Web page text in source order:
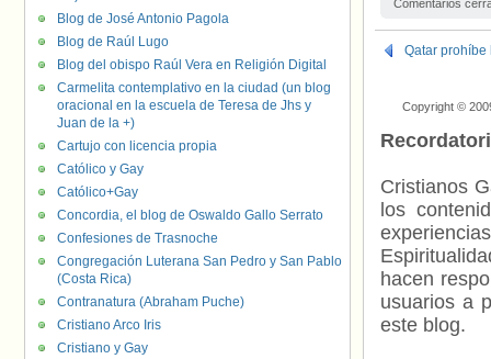
Comentarios
Qatar prohíbe
Copyright ©
Cristianos
los
hacen
usuarios a
este blog.
Blog de José Antonio Pagola
Blog de Raúl Lugo
Blog del obispo Raúl Vera en Religión Digital
Carmelita contemplativo en la ciudad (un blog
oracional en la escuela de Teresa de Jhs y
Juan de la +)
Cartujo con licencia propia
Católico y Gay
Católico+Gay
Concordia, el blog de Oswaldo Gallo Serrato
Confesiones de Trasnoche
Congregación Luterana San Pedro y San Pablo
(Costa Rica)
Contranatura (Abraham Puche)
Cristiano Arco Iris
Cristiano y Gay